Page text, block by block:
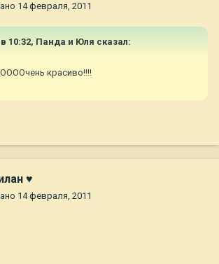
14 февраля, 2011
в 10:32, Панда и Юля сказал:
красиво!!!!
♥
14 февраля, 2011